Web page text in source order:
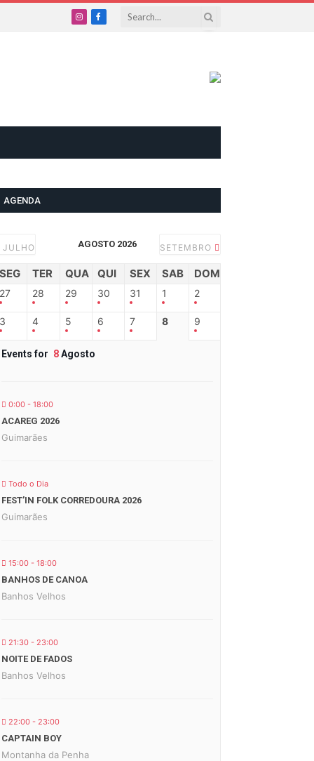
InstagramFacebook
AGENDA
JULHO AGOSTO 2026 SETEMBRO
SEG TER QUA QUI SEX SAB DOM
27 28 29 30 31 1 2
3 4 5 6 7 8 9
Events for 8Agosto
0:00 - 18:00
ACAREG 2026
Guimarães
Todo o Dia
FEST’IN FOLK CORREDOURA 2026
Guimarães
15:00 - 18:00
BANHOS DE CANOA
Banhos Velhos
21:30 - 23:00
NOITE DE FADOS
Banhos Velhos
22:00 - 23:00
CAPTAIN BOY
Montanha da Penha